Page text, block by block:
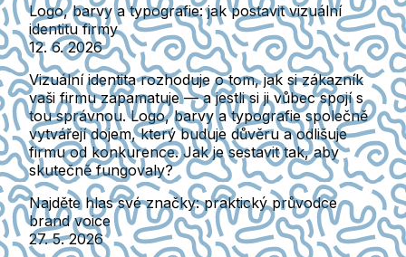
Logo, barvy a typografie: jak postavit vizuální
identitu firmy
12. 6. 2026
Vizuální identita rozhoduje o tom, jak si zákazník
vaši firmu zapamatuje — a jestli si ji vůbec spojí s
tou správnou. Logo, barvy a typografie společně
vytvářejí dojem, který buduje důvěru a odlišuje
firmu od konkurence. Jak je sestavit tak, aby
skutečně fungovaly?
Najděte hlas své značky: praktický průvodce
brand voice
27. 5. 2026